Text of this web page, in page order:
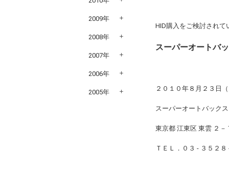
HID購入をご検討されて
スーパーオートバ
２０１０年８月２３日
スーパーオートバック
東京都 江東区 東雲 ２－
ＴＥＬ．０３ - ３５２
2009年
2008年
2007年
2006年
2005年